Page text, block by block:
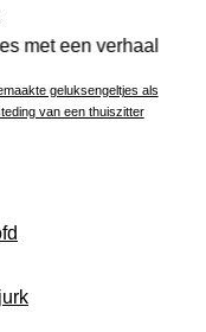
met een verhaal
geluksengeltjes als
van een thuiszitter